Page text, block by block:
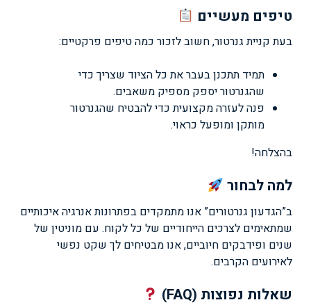
טיפים מעשיים
בעת קניית גנרטור, חשוב לזכור כמה טיפים פרקטיים:
תמיד תתכנן בעבר את כל הציוד שצריך כדי
שהגנרטור יספק מספיק משאבים.
פנה לעזרה מקצועית כדי להבטיח שהגנרטור
מותקן ומופעל כראוי.
בהצלחה!
למה לבחור
ב”הגדעון גנרטורים” אנו מתמקדים בפתרונות אנרגיה איכותיים
שמתאימים לצרכים הייחודיים של כל לקוח. עם מוניטין של
שנים ופידבקים חיוביים, אנו מבטיחים לך שקט נפשי
לאירועים הקרבים.
שאלות נפוצות (FAQ)